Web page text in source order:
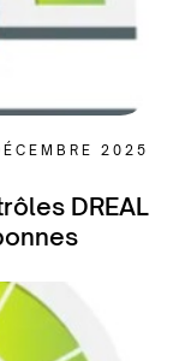
2025
DREAL